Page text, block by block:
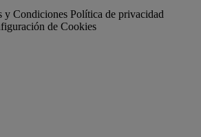
y Condiciones Política de privacidad
de Cookies